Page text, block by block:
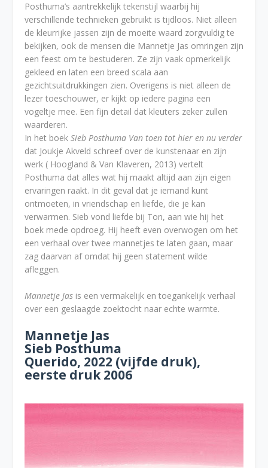
Posthuma’s aantrekkelijk tekenstijl waarbij hij
verschillende technieken gebruikt is tijdloos. Niet alleen
de kleurrijke jassen zijn de moeite waard zorgvuldig te
bekijken, ook de mensen die Mannetje Jas omringen zijn
een feest om te bestuderen. Ze zijn vaak opmerkelijk
gekleed en laten een breed scala aan
gezichtsuitdrukkingen zien. Overigens is niet alleen de
lezer toeschouwer, er kijkt op iedere pagina een
vogeltje mee. Een fijn detail dat kleuters zeker zullen
waarderen.
In het boek Sieb Posthuma Van toen tot hier en nu verder
dat Joukje Akveld schreef over de kunstenaar en zijn
werk ( Hoogland & Van Klaveren, 2013) vertelt
Posthuma dat alles wat hij maakt altijd aan zijn eigen
ervaringen raakt. In dit geval dat je iemand kunt
ontmoeten, in vriendschap en liefde, die je kan
verwarmen. Sieb vond liefde bij Ton, aan wie hij het
boek mede opdroeg. Hij heeft even overwogen om het
een verhaal over twee mannetjes te laten gaan, maar
zag daarvan af omdat hij geen statement wilde
afleggen.
Mannetje Jas is een vermakelijk en toegankelijk verhaal
over een geslaagde zoektocht naar echte warmte.
Mannetje Jas
Sieb Posthuma
Querido, 2022 (vijfde druk),
eerste druk 2006